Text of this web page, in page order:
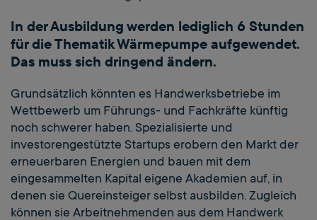
In der Ausbildung werden lediglich 6 Stunden
für die Thematik Wärmepumpe aufgewendet.
Das muss sich dringend ändern.
Grundsätzlich könnten es Handwerksbetriebe im
Wettbewerb um Führungs- und Fachkräfte künftig
noch schwerer haben. Spezialisierte und
investorengestützte Startups erobern den Markt der
erneuerbaren Energien und bauen mit dem
eingesammelten Kapital eigene Akademien auf, in
denen sie Quereinsteiger selbst ausbilden. Zugleich
können sie Arbeitnehmenden aus dem Handwerk